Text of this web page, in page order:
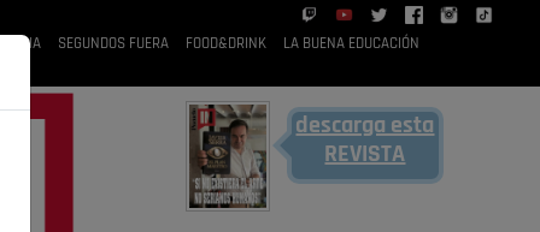
RUBIA SEGUNDOS FUERA FOOD&DRINK LA BUENA EDUCACIÓN
descarga esta
REVISTA